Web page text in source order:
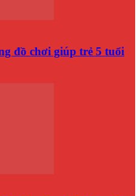
đồ chơi giúp trẻ 5 tuổi